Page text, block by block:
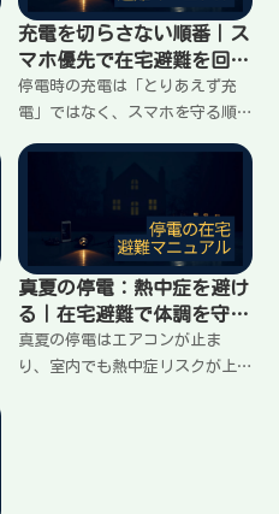
とめる。
充電を切らさない順番｜ス
マホ優先で在宅避難を回す
ルール
停電時の充電は「とりあえず充
電」ではなく、スマホを守る順
代表端末を最優先に、確認時間
を固定し、充電の回数とタイミ
ングを決める。モバイルバッテ
リーの使い方と揉めない運用ル
ールをまとめる。
真夏の停電：熱中症を避け
る｜在宅避難で体調を守る
優先順位
真夏の停電はエアコンが止ま
り、室内でも熱中症リスクが上